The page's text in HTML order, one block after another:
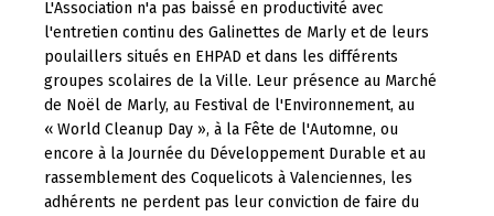
L'Association n'a pas baissé en productivité avec
l'entretien continu des Galinettes de Marly et de leurs
poulaillers situés en EHPAD et dans les différents
groupes scolaires de la Ville. Leur présence au Marché
de Noël de Marly, au Festival de l'Environnement, au
« World Cleanup Day », à la Fête de l'Automne, ou
encore à la Journée du Développement Durable et au
rassemblement des Coquelicots à Valenciennes, les
adhérents ne perdent pas leur conviction de faire du